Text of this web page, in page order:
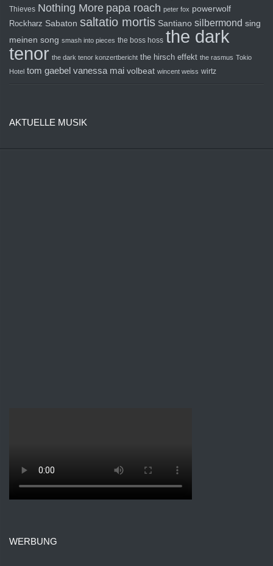
Thieves Nothing More papa roach peter fox powerwolf
Rockharz Sabaton saltatio mortis Santiano silbermond sing
meinen song smash into pieces the boss hoss the dark
tenor the dark tenor konzertbericht the hirsch effekt the rasmus Tokio
Hotel tom gaebel vanessa mai volbeat wincent weiss wirtz
AKTUELLE MUSIK
WERBUNG